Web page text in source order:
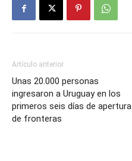
Artículo anterior
Unas 20.000 personas
ingresaron a Uruguay en los
primeros seis días de apertura
de fronteras